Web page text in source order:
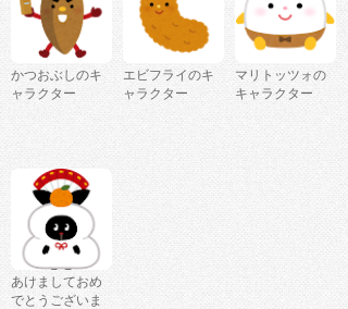
かつおぶしのキ
ャラクター
エビフライのキ
ャラクター
マリトッツォの
キャラクター
あけましておめ
でとうございま